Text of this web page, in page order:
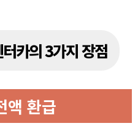
카의 3가지 장점
액 환급